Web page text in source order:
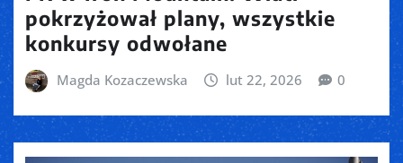
pokrzyżował plany, wszystkie
konkursy odwołane
Magda Kozaczewska lut 22, 2026 0